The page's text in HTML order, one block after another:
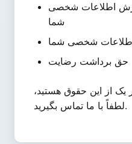
اطلاعات شخصی
شما
شخصی شما
حق برداشت رضایت
یک از این حقوق هستید،
لطفاً با ما تماس بگیرید.